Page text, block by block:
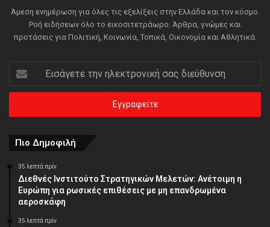
Άμεση ενημέρωση για όλες τις εξελίξεις στην Ελλάδα και τον κόσμο.
Ροή ειδήσεων όλο το εικοσιτετράωρο. Άρθρα, γνώμες και
προτάσεις για Πολιτική, Κοινωνία, Τοπικά, Οικονομία και Αθλητικά.
την
ηλεκτρονική
διεύθυνση
Πιο Δημοφιλή
35 λεπτά πρίν
Διεθνές Ινστιτούτο Στρατηγικών Μελετών: Ανέτοιμη η
Ευρώπη για ρωσικές επιθέσεις με μη επανδρωμένα
αεροσκάφη
35 λεπτά πρίν